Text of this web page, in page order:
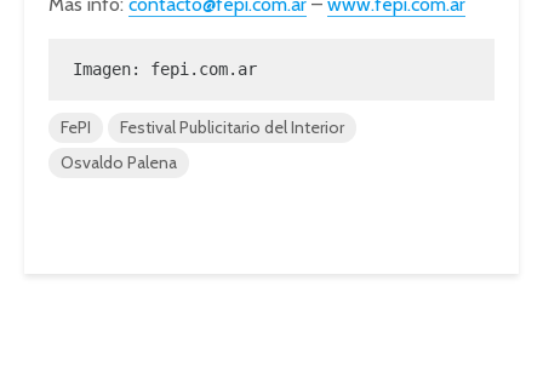
Imagen: fepi.com.ar
FePI
Festival Publicitario del Interior
Osvaldo Palena